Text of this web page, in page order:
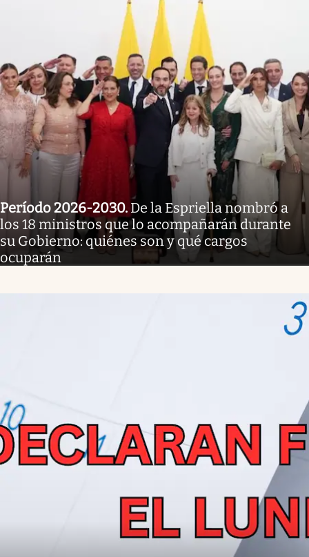
Período 2026-2030. De la Espriella nombró a
los 18 ministros que lo acompañarán durante
su Gobierno: quiénes son y qué cargos
ocuparán